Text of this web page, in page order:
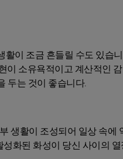
이 조금 흔들릴 수도 있습
이 소유욕적이고 계산적인
두는 것이 좋습니다.
생활이 조성되어 일상 속
화된 화성이 당신 사이의